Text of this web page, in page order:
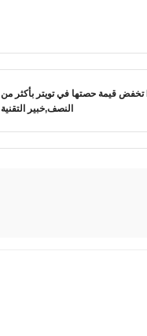
Fidelity تخفض قيمة حصتها في تويتر بأكثر من
النصف,خبير التقنية